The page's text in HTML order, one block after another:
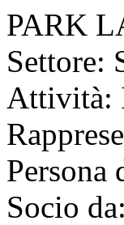
PARK
Settore:
Attività:
Persona
Socio da: